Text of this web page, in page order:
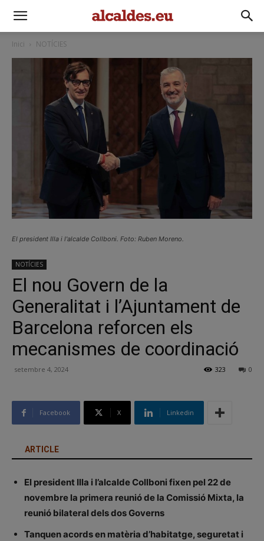
Inici NOTÍCIES
El president Illa i l'alcalde Collboni. Foto: Ruben Moreno.
NOTÍCIES
El nou Govern de la
Generalitat i l’Ajuntament de
Barcelona reforcen els
mecanismes de coordinació
setembre 4, 2024 0
323
Facebook X Linkedin
ARTICLE
El president Illa i l’alcalde Collboni fixen pel 22 de
novembre la primera reunió de la Comissió Mixta, la
reunió bilateral dels dos Governs
Tanquen acords en matèria d’habitatge, seguretat i